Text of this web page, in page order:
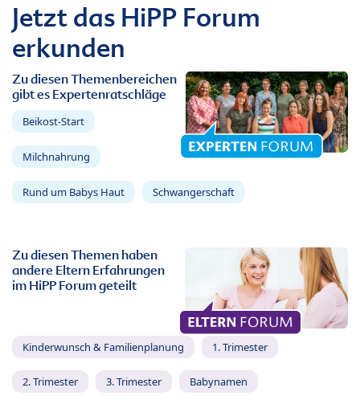
Jetzt das HiPP Forum
erkunden
Zu diesen Themenbereichen
gibt es Expertenratschläge
Beikost-Start
Milchnahrung
Rund um Babys Haut Schwangerschaft
Zu diesen Themen haben
andere Eltern Erfahrungen
im HiPP Forum geteilt
Kinderwunsch & Familienplanung 1. Trimester
2. Trimester 3. Trimester Babynamen